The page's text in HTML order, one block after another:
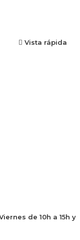
Vista rápida
de 10h a 15h y